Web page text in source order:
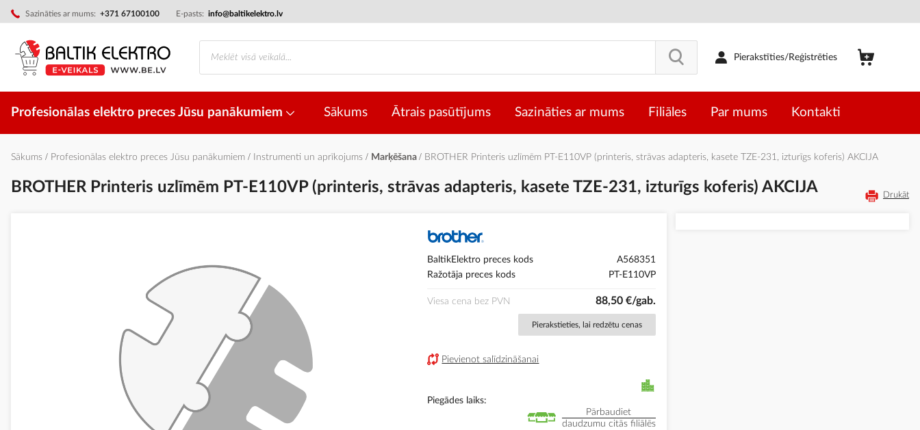
Sazināties ar mums: +371 67100100 E-pasts: info@baltikelektro.lv
Skip
to
Content
Pierakstīties/Reģistrēties
Profesionālas elektro preces Jūsu panākumiem Sākums Ātrais pasūtījums Sazināties ar mums Filiāles Par mums Kontakti
Sākums Profesionālas elektro preces Jūsu panākumiem Instrumenti un aprīkojums Marķēšana BROTHER Printeris uzlīmēm PT-E110VP (printeris, strāvas adapteris, kasete TZE-231, izturīgs koferis) AKCIJA
BROTHER Printeris uzlīmēm PT-E110VP (printeris, strāvas adapteris, kasete TZE-231, izturīgs koferis) AKCIJA Drukāt
BaltikElektro preces kods
A568351
Ražotāja preces kods
PT-E110VP
Viesa cena bez PVN 88,50 €/gab.
Pierakstieties, lai redzētu cenas
Pievienot salīdzināšanai
Piegādes laiks
Pārbaudiet
daudzumu citās filiālēs